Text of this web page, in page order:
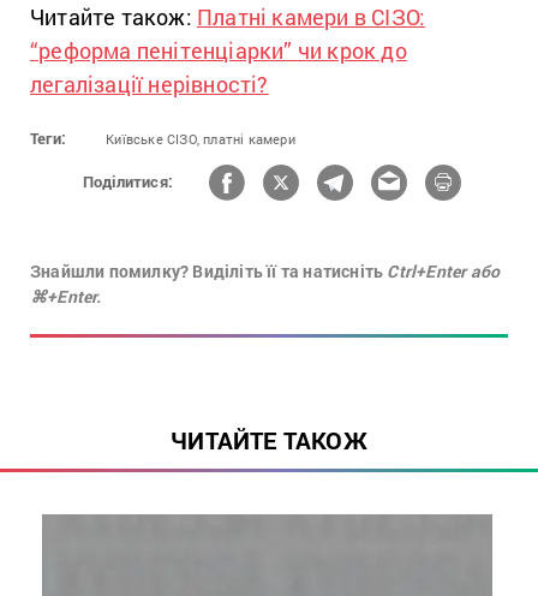
Читайте також: Платні камери в СІЗО:
“реформа пенітенціарки” чи крок до
легалізації нерівності?
Теги: Київське СІЗО, платні камери
Поділитися:
Знайшли помилку? Виділіть її та натисніть Ctrl+Enter або
⌘+Enter.
ЧИТАЙТЕ ТАКОЖ